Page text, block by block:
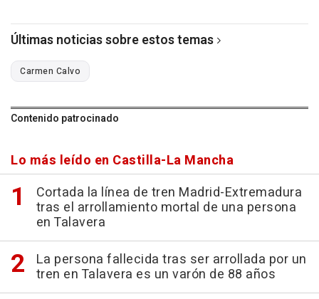
Últimas noticias sobre estos temas
Carmen Calvo
Contenido patrocinado
Lo más leído en Castilla-La Mancha
Cortada la línea de tren Madrid-Extremadura
tras el arrollamiento mortal de una persona
en Talavera
La persona fallecida tras ser arrollada por un
tren en Talavera es un varón de 88 años